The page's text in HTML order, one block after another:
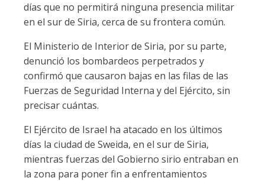
días que no permitirá ninguna presencia militar
en el sur de Siria, cerca de su frontera común.
El Ministerio de Interior de Siria, por su parte,
denunció los bombardeos perpetrados y
confirmó que causaron bajas en las filas de las
Fuerzas de Seguridad Interna y del Ejército, sin
precisar cuántas.
El Ejército de Israel ha atacado en los últimos
días la ciudad de Sweida, en el sur de Siria,
mientras fuerzas del Gobierno sirio entraban en
la zona para poner fin a enfrentamientos